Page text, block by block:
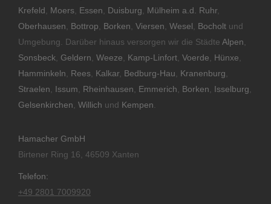
Krefeld
Moers Essen Duisburg Mülheim a.d. Ruhr,
Oberhausen
Bottrop Borken Viersen Wesel Bocholt und
Umgebung. Darüber hinaus versorgen wir die Städte Alpen
Sonsbeck Geldern Weeze Kamp-Linfort Voerde Hünxe
Hamminkeln
Rees Kalkar, Bedburg-Hau Kranenburg
Straelen
Issum Rheinhausen Emmerich Borken Isselburg
Gelsenkirchen Willich und Kempen
Hamacher GmbH
Birtener Ring 16, 46509 Xanten
Telefon:
+49 2801 7009920